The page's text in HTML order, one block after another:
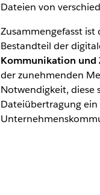
Dateien von
Zusammengefasst
Bestandteil der
Kommunikation und
der zunehmenden
Notwendigkeit, diese
Dateiübertragung ein